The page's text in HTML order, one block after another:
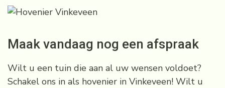
Maak vandaag nog een afspraak
Wilt u een tuin die aan al uw wensen voldoet?
Schakel ons in als hovenier in Vinkeveen! Wilt u